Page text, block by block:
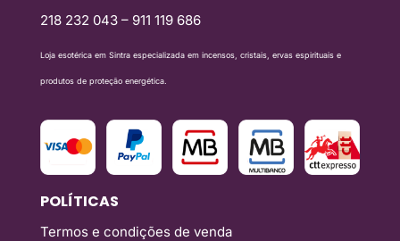
218 232 043 – 911 119 686
Loja esotérica em Sintra especializada em incensos, cristais, ervas espirituais e
produtos de proteção energética.
POLÍTICAS
Termos e condições de venda